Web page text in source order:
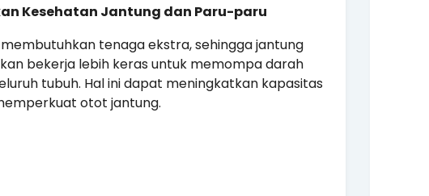
Kesehatan Jantung dan Paru-paru
tenaga ekstra, sehingga jantung
bekerja lebih keras untuk memompa darah
tubuh. Hal ini dapat meningkatkan kapasitas
otot jantung.